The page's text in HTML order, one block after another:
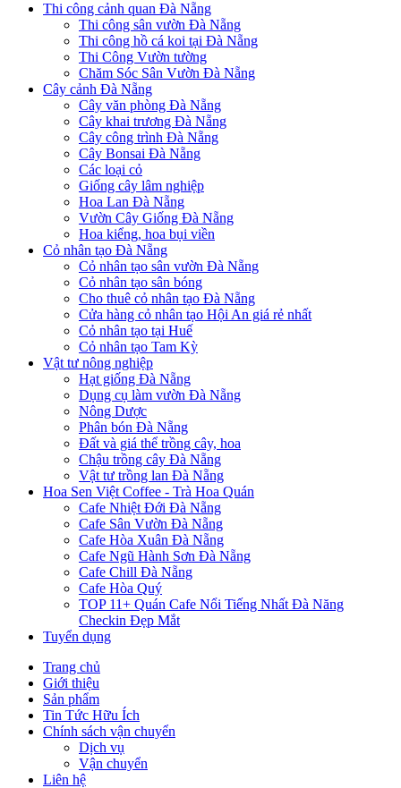
Thi công cảnh quan Đà Nẵng
Thi công sân vườn Đà Nẵng
Thi công hồ cá koi tại Đà Nẵng
Thi Công Vườn tường
Chăm Sóc Sân Vườn Đà Nẵng
Cây cảnh Đà Nẵng
Cây văn phòng Đà Nẵng
Cây khai trương Đà Nẵng
Cây công trình Đà Nẵng
Cây Bonsai Đà Nẵng
Các loại cỏ
Giống cây lâm nghiệp
Hoa Lan Đà Nẵng
Vườn Cây Giống Đà Nẵng
Hoa kiểng, hoa bụi viền
Cỏ nhân tạo Đà Nẵng
Cỏ nhân tạo sân vườn Đà Nẵng
Cỏ nhân tạo sân bóng
Cho thuê cỏ nhân tạo Đà Nẵng
Cửa hàng cỏ nhân tạo Hội An giá rẻ nhất
Cỏ nhân tạo tại Huế
Cỏ nhân tạo Tam Kỳ
Vật tư nông nghiệp
Hạt giống Đà Nẵng
Dụng cụ làm vườn Đà Nẵng
Nông Dược
Phân bón Đà Nẵng
Đất và giá thể trồng cây, hoa
Chậu trồng cây Đà Nẵng
Vật tư trồng lan Đà Nẵng
Hoa Sen Việt Coffee - Trà Hoa Quán
Cafe Nhiệt Đới Đà Nẵng
Cafe Sân Vườn Đà Nẵng
Cafe Hòa Xuân Đà Nẵng
Cafe Ngũ Hành Sơn Đà Nẵng
Cafe Chill Đà Nẵng
Cafe Hòa Quý
TOP 11+ Quán Cafe Nổi Tiếng Nhất Đà Năng
Checkin Đẹp Mắt
Tuyển dụng
Trang chủ
Giới thiệu
Sản phẩm
Tin Tức Hữu Ích
Chính sách vận chuyển
Dịch vụ
Vận chuyển
Liên hệ